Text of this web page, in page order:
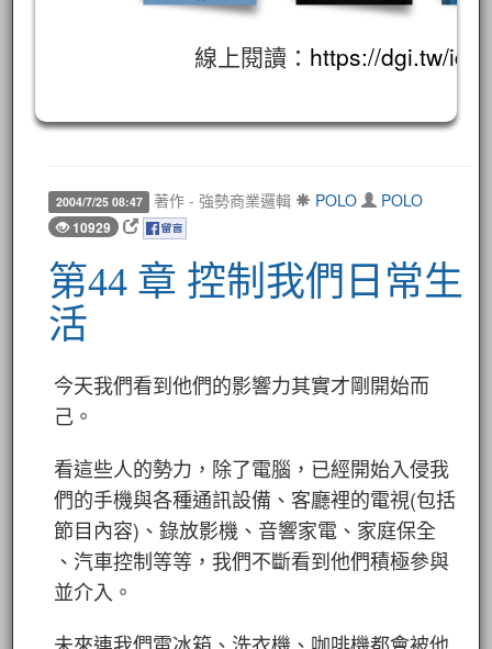
線上閱讀： https://dgi.tw/id/
2004/7/25 08:47 著作 - 強勢商業邏輯 POLO POLO
10929
第44 章 控制我們日常生
活
今天我們看到他們的影響力其實才剛開始而
己。
看這些人的勢力，除了電腦，已經開始入侵我
們的手機與各種通訊設備、客廳裡的電視(包括
節目內容)、錄放影機、音響家電、家庭保全
、汽車控制等等，我們不斷看到他們積極參與
並介入。